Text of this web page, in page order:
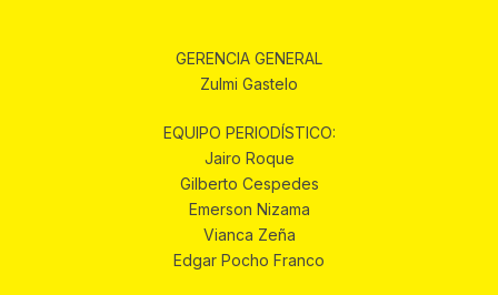
GERENCIA GENERAL
Zulmi Gastelo
EQUIPO PERIODÍSTICO:
Jairo Roque
Gilberto Cespedes
Emerson Nizama
Vianca Zeña
Edgar Pocho Franco